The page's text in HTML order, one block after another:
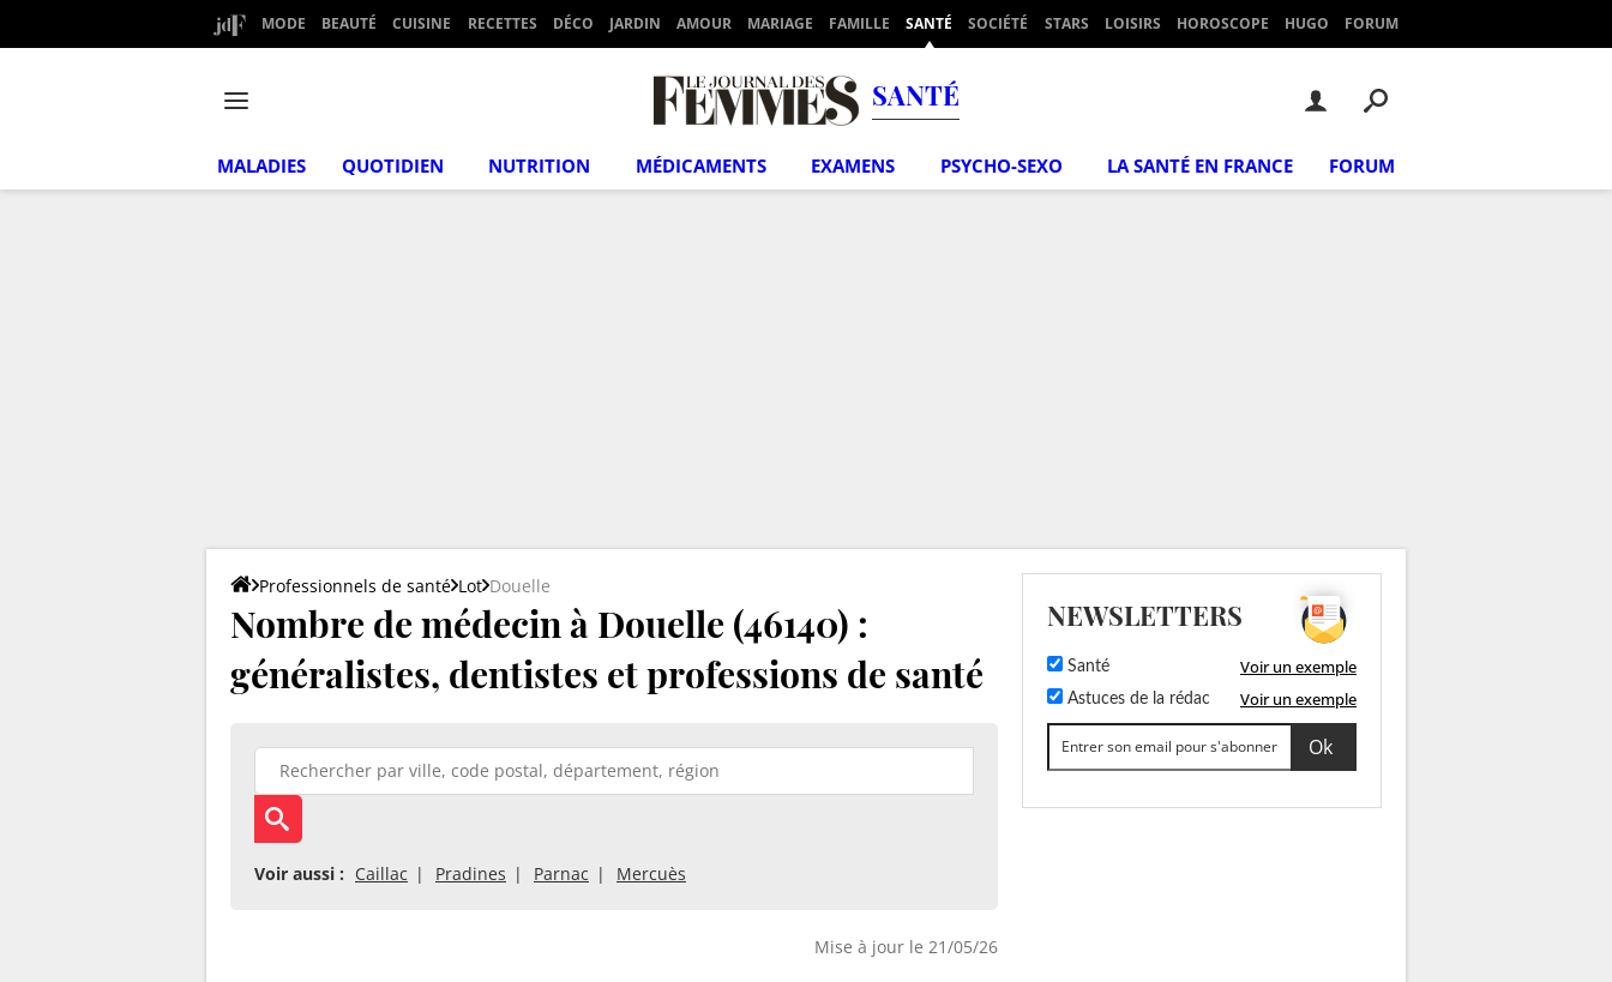
MODE BEAUTÉ CUISINE RECETTES DÉCO JARDIN AMOUR MARIAGE FAMILLE SANTÉ SOCIÉTÉ STARS LOISIRS HOROSCOPE HUGO FORUM
SANTÉ
MALADIES QUOTIDIEN NUTRITION MÉDICAMENTS EXAMENS PSYCHO-SEXO LA SANTÉ EN FRANCE FORUM
Professionnels de santé Lot Douelle
Nombre de médecin à Douelle (46140) :
généralistes, dentistes et professions de santé
Voir aussi : Caillac Pradines Parnac Mercuès
Mise à jour le 21/05/26
NEWSLETTERS
Santé Voir un exemple
Astuces de la rédac Voir un exemple